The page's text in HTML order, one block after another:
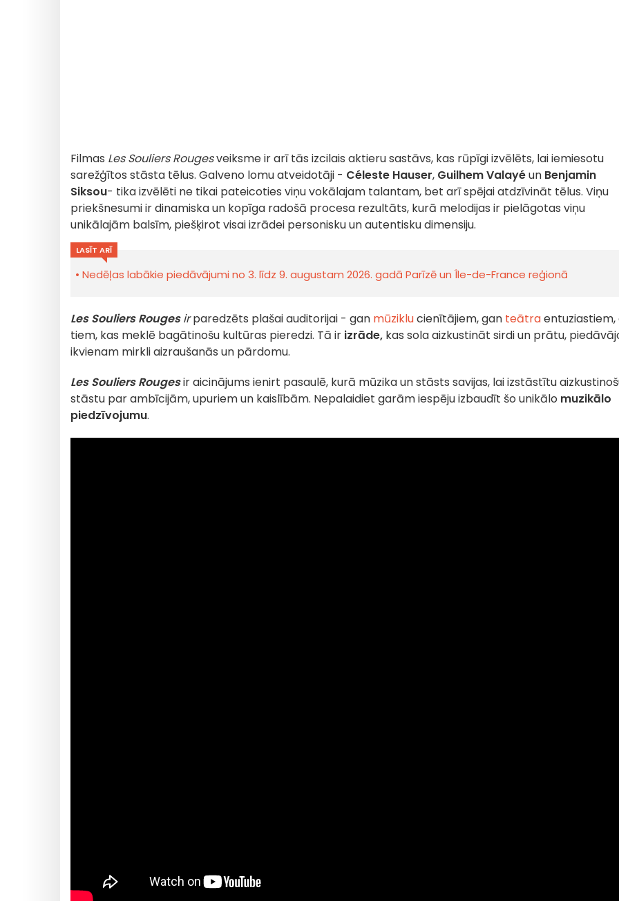
Filmas Les Souliers Rougesveiksme ir arī tās izcilais aktieru sastāvs, kas rūpīgi izvēlēts, lai iemiesotu
sarežģītos stāsta tēlus. Galveno lomu atveidotāji - Céleste Hauser, Guilhem Valayéun Benjamin
Siksou- tika izvēlēti ne tikai pateicoties viņu vokālajam talantam, bet arī spējai atdzīvināt tēlus. Viņu
priekšnesumi ir dinamiska un kopīga radošā procesa rezultāts, kurā melodijas ir pielāgotas viņu
unikālajām balsīm, piešķirot visai izrādei personisku un autentisku dimensiju.
LASĪT ARĪ
Nedēļas labākie piedāvājumi no 3. līdz 9. augustam 2026. gadā Parīzē un Île-de-France reģionā
Les Souliers Rougesirparedzēts plašai auditorijai - gan mūziklucienītājiem, gan teātraentuziastiem,
tiem, kas meklē bagātinošu kultūras pieredzi. Tā ir izrāde, kas sola aizkustināt sirdi un prātu,
ikvienam mirkli aizraušanās un pārdomu.
Les Souliers Rougesir aicinājums ienirt pasaulē, kurā mūzika un stāsts savijas, lai izstāstītu
stāstu par ambīcijām, upuriem un kaislībām. Nepalaidiet garām iespēju izbaudīt šo unikālo muzikālo
piedzīvojumu.